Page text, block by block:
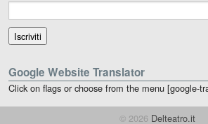
Google Website Translator
Click on flags or choose from the menu [google-
© 2026 Delteatro.it